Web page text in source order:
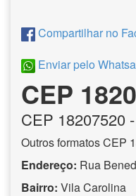
Compartilhar no
Enviar pelo
CEP
CEP 18207520
Outros formatos CEP
Endereço: Rua
Bairro: Vila Carolina